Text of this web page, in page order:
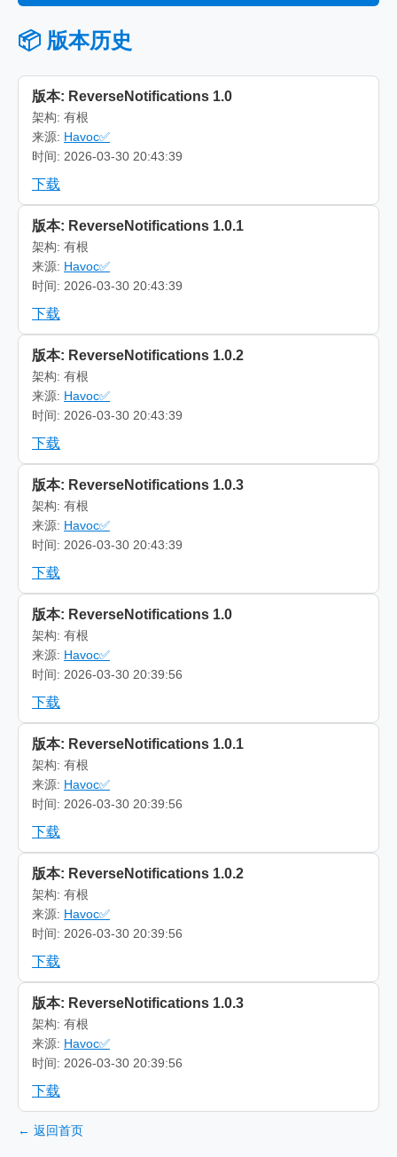
📦 版本历史
版本: ReverseNotifications 1.0
架构: 有根
来源: Havoc✅
时间: 2026-03-30 20:43:39
下载
版本: ReverseNotifications 1.0.1
架构: 有根
来源: Havoc✅
时间: 2026-03-30 20:43:39
下载
版本: ReverseNotifications 1.0.2
架构: 有根
来源: Havoc✅
时间: 2026-03-30 20:43:39
下载
版本: ReverseNotifications 1.0.3
架构: 有根
来源: Havoc✅
时间: 2026-03-30 20:43:39
下载
版本: ReverseNotifications 1.0
架构: 有根
来源: Havoc✅
时间: 2026-03-30 20:39:56
下载
版本: ReverseNotifications 1.0.1
架构: 有根
来源: Havoc✅
时间: 2026-03-30 20:39:56
下载
版本: ReverseNotifications 1.0.2
架构: 有根
来源: Havoc✅
时间: 2026-03-30 20:39:56
下载
版本: ReverseNotifications 1.0.3
架构: 有根
来源: Havoc✅
时间: 2026-03-30 20:39:56
下载
← 返回首页